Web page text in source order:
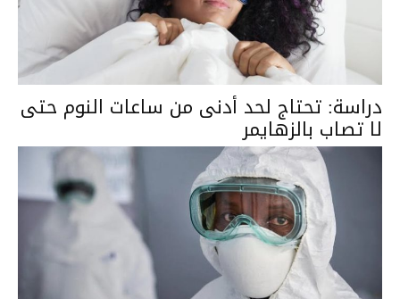
دراسة: تحتاج لحد أدنى من ساعات النوم حتى
لا تصاب بالزهايمر